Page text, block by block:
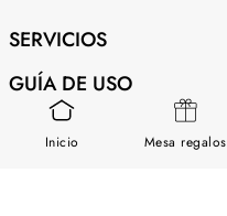
Inicio Mesa regalos
SERVICIOS
GUÍA DE USO
SOBRE NOSOTROS